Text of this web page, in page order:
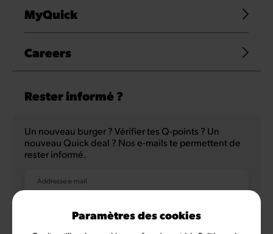
MyQuick
Careers
Rester informé ?
Un nouveau burger ? Vérifier tes Q-points ? Un
nouveau Quick deal ? Nos e-mails te permettent de
rester informé.
Addresse e-mail
Paramètres des cookies